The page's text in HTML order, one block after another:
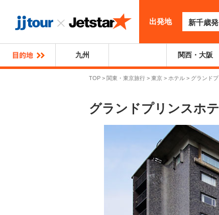
出発地 新千歳発
九州 関西・大阪
TOP > 関東・東京旅行 > 東京 > ホテル > グランド
グランドプリンスホ